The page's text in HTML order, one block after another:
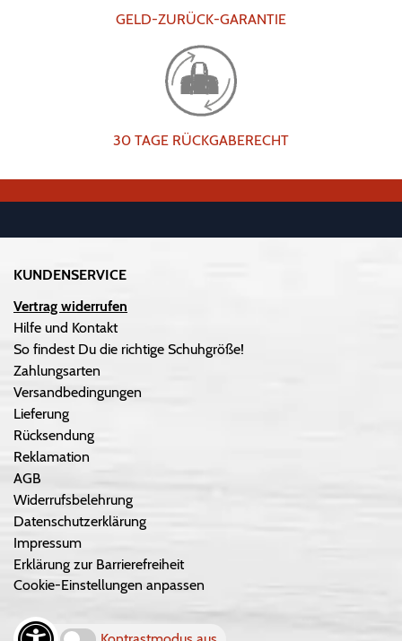
GELD-ZURÜCK-GARANTIE
30 TAGE RÜCKGABERECHT
KUNDENSERVICE
Vertrag widerrufen
Hilfe und Kontakt
So findest Du die richtige Schuhgröße!
Zahlungsarten
Versandbedingungen
Lieferung
Rücksendung
Reklamation
AGB
Widerrufsbelehrung
Datenschutzerklärung
Impressum
Erklärung zur Barrierefreiheit
Cookie-Einstellungen anpassen